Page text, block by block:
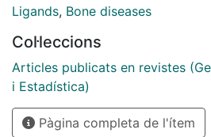
homeostasis, with an emphasis
and the bone processes in which
involved. The precise
will help us to identify possible
used as a therapeutic target for
diseases such as osteoporosis.
Ligands, Bone diseases
Col·leccions
Articles publicats en revistes
i Estadística)
Pàgina completa de l'ítem